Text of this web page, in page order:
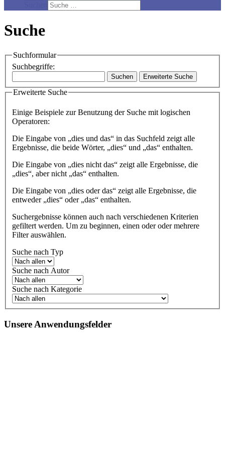
Suche
Suchformular
Suchbegriffe:
Suchen Erweiterte Suche
Erweiterte Suche
Einige Beispiele zur Benutzung der Suche mit logischen
Operatoren:
Die Eingabe von „dies und das“ in das Suchfeld zeigt alle
Ergebnisse, die beide Wörter, „dies“ und „das“ enthalten.
Die Eingabe von „dies nicht das“ zeigt alle Ergebnisse, die
„dies“, aber nicht „das“ enthalten.
Die Eingabe von „dies oder das“ zeigt alle Ergebnisse, die
entweder „dies“ oder „das“ enthalten.
Suchergebnisse können auch nach verschiedenen Kriterien
gefiltert werden. Um zu beginnen, einen oder oder mehrere
Filter auswählen.
Suche nach Typ
Suche nach Autor
Suche nach Kategorie
Unsere Anwendungsfelder